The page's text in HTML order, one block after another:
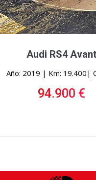
Audi RS4 Avant
Año: 2019 | Km: 19.400|
94.900 €